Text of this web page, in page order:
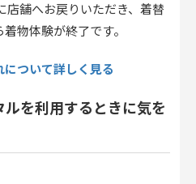
店舗へお戻りいただき、着替
物体験が終了です。
ついて詳しく見る
を利用するときに気を